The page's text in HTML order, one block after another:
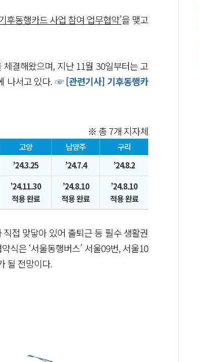
후동행카드 사업 참여 업무협약’을 맺고
결해왔으며, 지난 11월 30일부터는 고
나서고 있다.☞ [관련기사] 기후동행카
※ 총 7개 지자체
고양 남양주
구리
’24.3.25 ’24.7.4 ’24.8.2
’24.11.30
적용 완료
’24.8.10
적용 완료
’24.8.10
적용 완료
접 맞닿아 있어 출퇴근 등 필수 생활권
식은 ‘서울동행버스’ 서울09번, 서울10
될 전망이다.